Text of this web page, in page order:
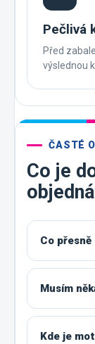
Pečlivá
Před
výslednou
ČASTÉ
Co je
Co
Musím
Kde je